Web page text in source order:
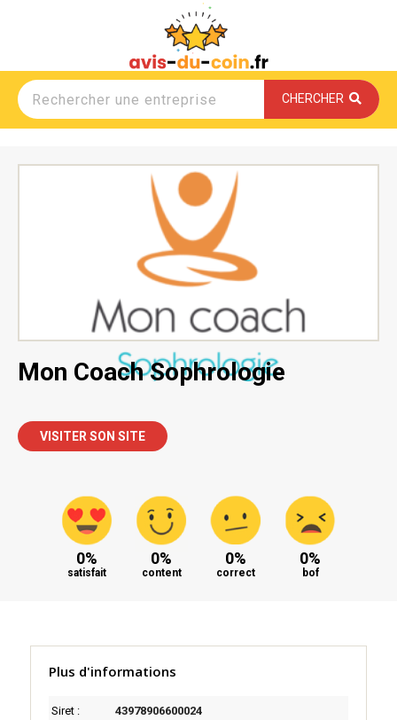
CHERCHER
Mon Coach Sophrologie
VISITER SON SITE
0%
satisfait
0%
content
0%
correct
0%
bof
Plus d'informations
Siret : 43978906600024